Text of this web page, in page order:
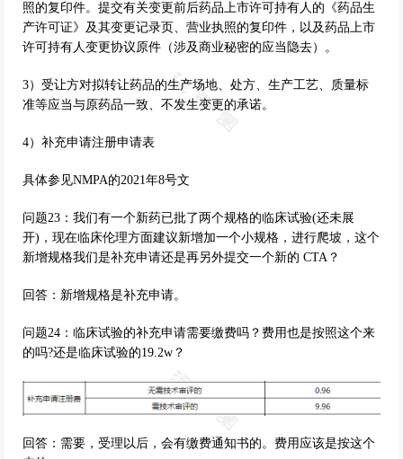
照的复印件。提交有关变更前后药品上市许可持有人的《药品生
产许可证》及其变更记录页、营业执照的复印件，以及药品上市
许可持有人变更协议原件（涉及商业秘密的应当隐去）。
3）受让方对拟转让药品的生产场地、处方、生产工艺、质量标
准等应当与原药品一致、不发生变更的承诺。
4）补充申请注册申请表
具体参见NMPA的2021年8号文
问题23：我们有一个新药已批了两个规格的临床试验(还未展
开)，现在临床伦理方面建议新增加一个小规格，进行爬坡，这个
新增规格我们是补充申请还是再另外提交一个新的 CTA？
回答：新增规格是补充申请。
问题24：临床试验的补充申请需要缴费吗？费用也是按照这个来
的吗?还是临床试验的19.2w？
回答：需要，受理以后，会有缴费通知书的。费用应该是按这个